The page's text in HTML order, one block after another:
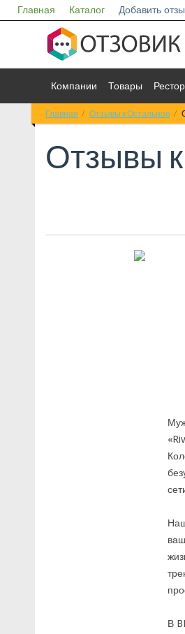
Главная Каталог Добавить
Компании Товары
Главная Отзывы к Остальное
Отзывы к
В